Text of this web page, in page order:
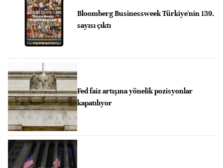
Bloomberg Businessweek Türkiye'nin 139.
sayısı çıktı
Fed faiz artışına yönelik pozisyonlar
kapatılıyor